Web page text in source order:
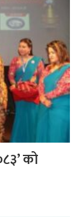
को